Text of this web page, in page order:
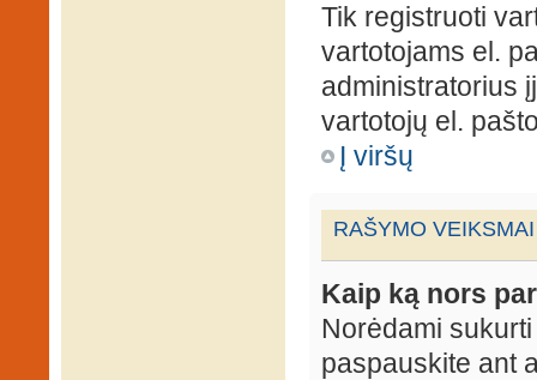
Tik registruoti
vartotojams el.
administratorius
vartotojų el.
Į viršų
RAŠYMO VEIKSMAI
Kaip ką nors
Norėdami
paspauskite ant